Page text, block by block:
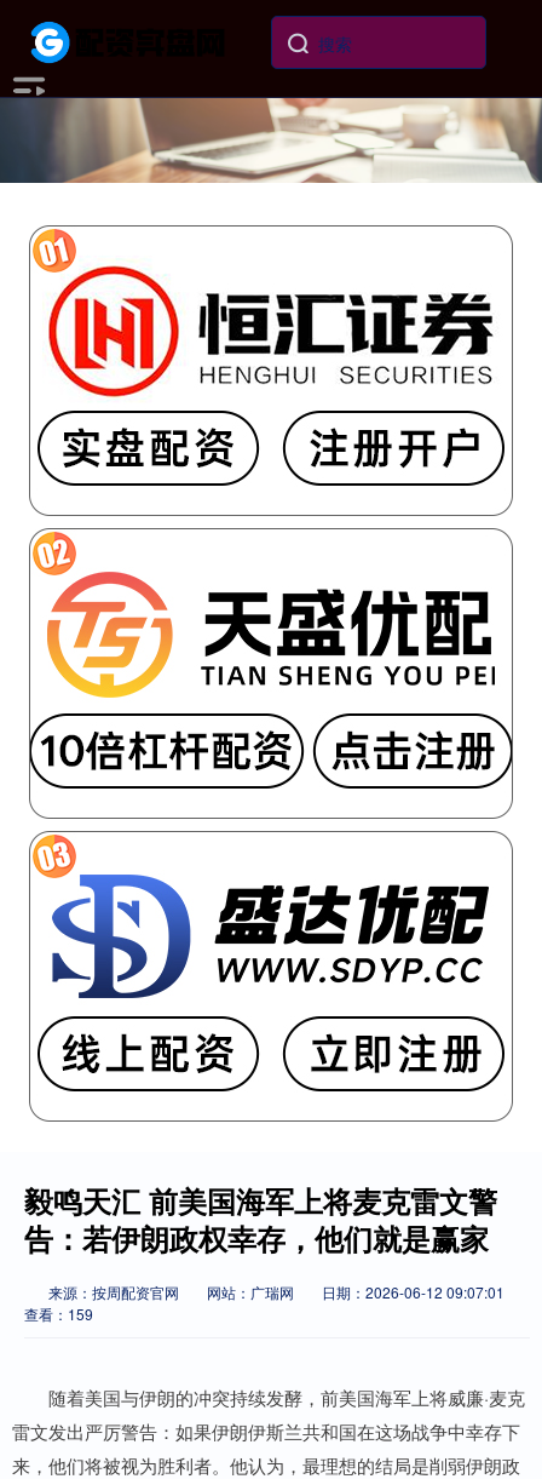
毅鸣天汇 前美国海军上将麦克雷文警
告：若伊朗政权幸存，他们就是赢家
来源：按周配资官网 网站：广瑞网
日期：2026-06-12 09:07:01
查看：159
随着美国与伊朗的冲突持续发酵，前美国海军上将威廉·麦克
雷文发出严厉警告：如果伊朗伊斯兰共和国在这场战争中幸存下
来，他们将被视为胜利者。他认为，最理想的结局是削弱伊朗政